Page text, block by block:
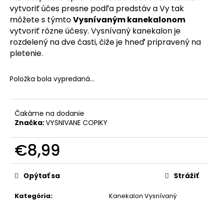
vytvoriť účes presne podľa predstáv a Vy tak
môžete s týmtoVysnívaným kanekalonom
vytvoriť rôzne účesy. Vysnívaný kanekalon je
rozdelený na dve časti, čiže je hneď pripravený na
pletenie.
Položka bola vypredaná…
Čakáme na dodanie
Značka:VYSNIVANE COPIKY
€8,99
Jednotková
cena:
Kategória:
Kanekalon Vysnívaný
Opýtať sa Strážiť
r
ú
č
a
m
e